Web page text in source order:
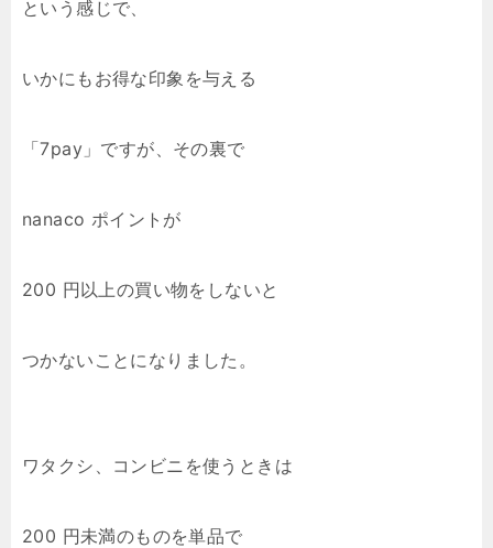
という感じで、
いかにもお得な印象を与える
「7pay」ですが、その裏で
nanaco ポイントが
200 円以上の買い物をしないと
つかないことになりました。
ワタクシ、コンビニを使うときは
200 円未満のものを単品で